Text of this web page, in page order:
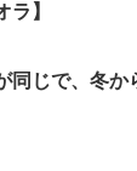
ラ】
同じで、冬か